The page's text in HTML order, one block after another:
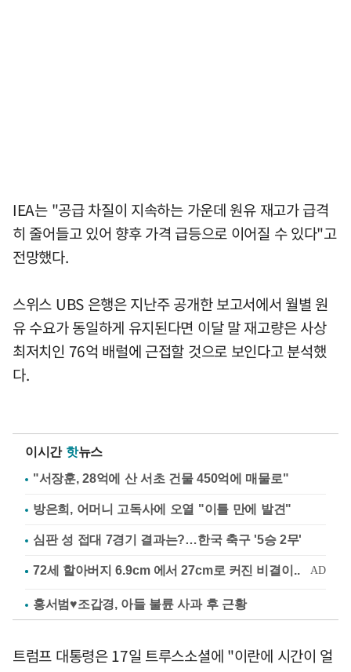
IEA는 "공급 차질이 지속하는 가운데 원유 재고가 급격
히 줄어들고 있어 향후 가격 급등으로 이어질 수 있다"고
전망했다.
스위스 UBS 은행은 지난주 공개한 보고서에서 월별 원
유 수요가 동일하게 유지된다면 이달 말 재고량은 사상
최저치인 76억 배럴에 근접할 것으로 보인다고 분석했
다.
이시간 핫뉴스
"서장훈, 28억에 산 서초 건물 450억에 매물로"
방은희, 어머니 고독사에 오열 "이틀 만에 발견"
심판 성 접대 7경기 결과는?…한국 축구 '5승 2무'
홍서범♥조갑경, 아들 불륜 사과 후 근황
트럼프 대통령은 17일 트루스소셜에 "이란에 시간이 얼